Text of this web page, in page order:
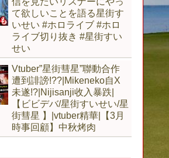
て欲しいことを語る星街す
いせい #ホロライブ #ホロ
ライブ切り抜き #星街すい
せい
Vtuber”星街彗星”聯動合作
遭到誹謗!??|Mikeneko自X
未遂!?|Nijisanji收入暴跌|
【ビビデバ/星街すいせい/星
街彗星 】|vtuber精華|【3月
時事回顧】中秋烤肉